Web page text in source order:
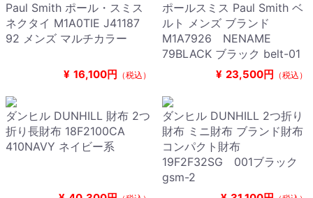
Paul Smith ポール・スミス
ネクタイ M1A0TIE J41187
92 メンズ マルチカラー
¥ 16,100円 （税込）
ポールスミス Paul Smith ベ
ルト メンズ ブランド
M1A7926 NENAME
79BLACK ブラック belt-01
¥ 23,500円 （税込）
ダンヒル DUNHILL 財布 2つ
折り長財布 18F2100CA
410NAVY ネイビー系
ダンヒル DUNHILL 2つ折り
財布 ミニ財布 ブランド財布
コンパクト財布
19F2F32SG 001ブラック
gsm-2